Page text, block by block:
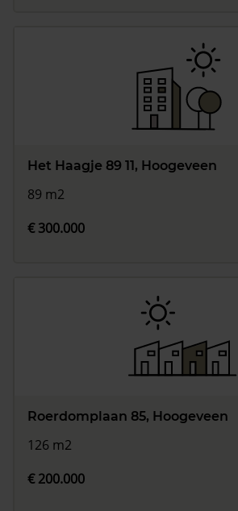
Het Haagje 89 11, Hoogeveen
89 m2
€ 300.000
Roerdomplaan 85, Hoogeveen
126 m2
€ 200.000